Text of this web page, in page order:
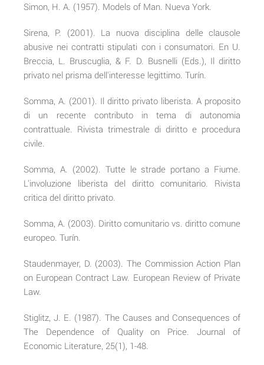
Simon, H. A. (1957). Models of Man. Nueva York.
Sirena, P. (2001). La nuova disciplina delle clausole
abusive nei contratti stipulati con i consumatori. En U.
Breccia, L. Bruscuglia, & F. D. Busnelli (Eds.), Il diritto
privato nel prisma dell'interesse legittimo. Turín.
Somma, A. (2001). Il diritto privato liberista. A proposito
di un recente contributo in tema di autonomia
contrattuale. Rivista trimestrale di diritto e procedura
civile.
Somma, A. (2002). Tutte le strade portano a Fiume.
L'involuzione liberista del diritto comunitario. Rivista
critica del diritto privato.
Somma, A. (2003). Diritto comunitario vs. diritto comune
europeo. Turín.
Staudenmayer, D. (2003). The Commission Action Plan
on European Contract Law. European Review of Private
Law.
Stiglitz, J. E. (1987). The Causes and Consequences of
The Dependence of Quality on Price. Journal of
Economic Literature, 25(1), 1-48.